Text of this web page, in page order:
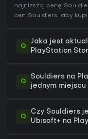
najniższą cenę
cen Souldiers, aby
Q
Jaka jest
PlayStation
Q
Souldiers na
jednym miejscu
Q
Czy Souldiers
Ubisoft+ na